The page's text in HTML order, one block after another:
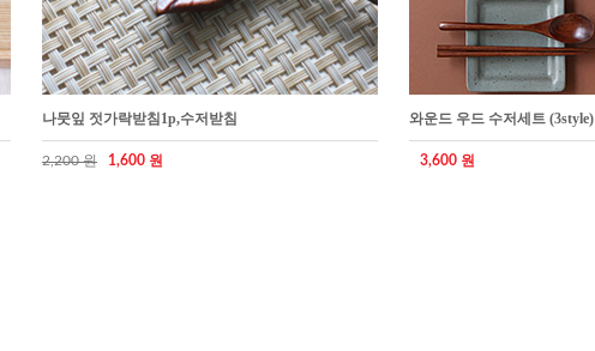
나뭇잎 젓가락받침1p,수저받침
2,200 원 1,600 원
와운드 우드 수저세트 (3style)
3,600 원